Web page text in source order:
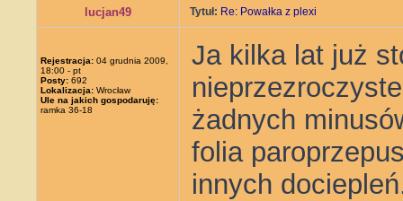
lucjan49 Tytuł: Re: Powałka z plexi
Rejestracja: 04 grudnia 2009,
18:00 - pt
Posty: 692
Lokalizacja: Wrocław
Ule na jakich gospodaruję:
ramka 36-18
Ja kilka lat już
żadnych
folia
innych